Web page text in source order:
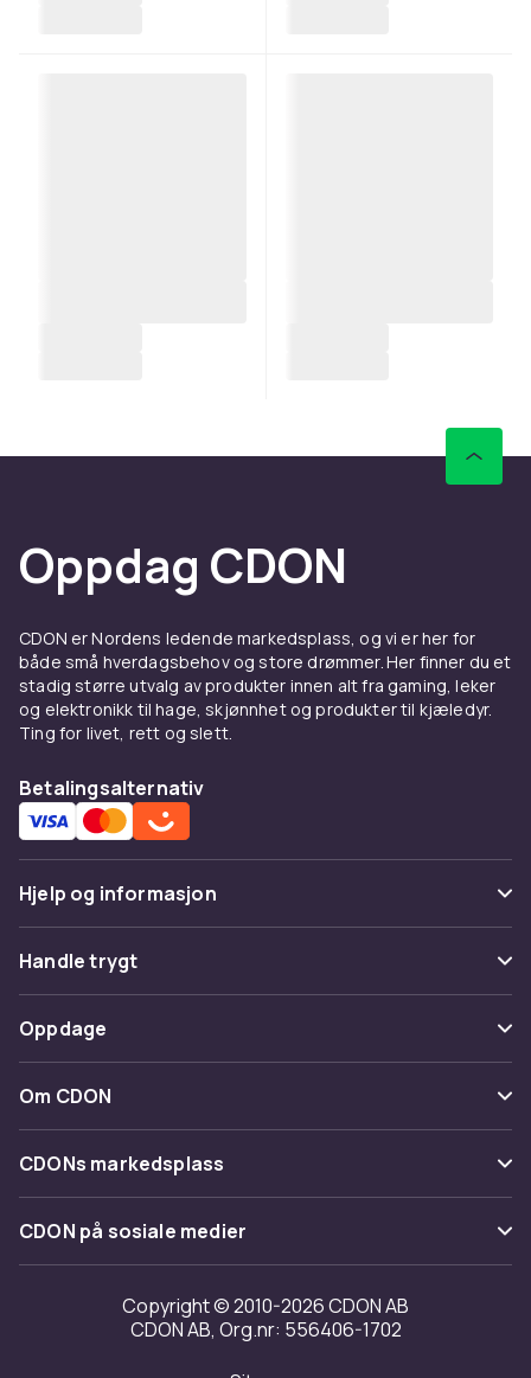
Oppdag CDON
CDON er Nordens ledende markedsplass, og vi er her for
både små hverdagsbehov og store drømmer. Her finner du et
stadig større utvalg av produkter innen alt fra gaming, leker
og elektronikk til hage, skjønnhet og produkter til kjæledyr.
Ting for livet, rett og slett.
Betalingsalternativ
Hjelp og informasjon
Vanlige spørsmål
Spor pakke
Angre & returner her
Kontakt oss
Handle trygt
Betaling
Levering
Tilbakekallinger
Oppdage
Kategorier
Varemerker
Om CDON
Om oss
Kundeanmeldelser
Jobbe på CDON
Investor relations
Tilgjengelighet
CDONs markedsplass
Merchant Help Center
CDON på sosiale medier
Copyright © 2010-2026 CDON AB
CDON AB, Org.nr: 556406-1702